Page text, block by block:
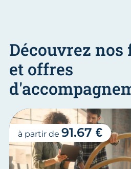
Découvrez
et offres
à partir de 91.67 €